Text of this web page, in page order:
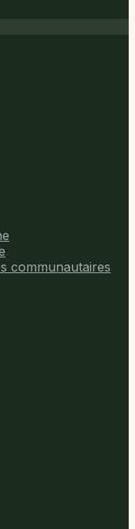
communautaires